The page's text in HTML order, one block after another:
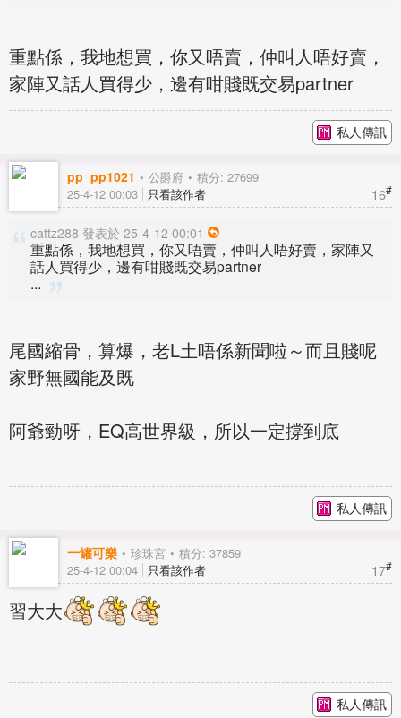
重點係，我地想買，你又唔賣，仲叫人唔好賣，
家陣又話人買得少，邊有咁賤既交易partner
私人傳訊
pp_pp1021 公爵府 積分: 27699
16#
25-4-12 00:03 只看該作者
cattz288 發表於 25-4-12 00:01
重點係，我地想買，你又唔賣，仲叫人唔好賣，家陣又
話人買得少，邊有咁賤既交易partner
...
尾國縮骨，算爆，老L土唔係新聞啦～而且賤呢
家野無國能及既
阿爺勁呀，EQ高世界級，所以一定撐到底
私人傳訊
一罐可樂 珍珠宮 積分: 37859
17#
25-4-12 00:04 只看該作者
習大大
私人傳訊